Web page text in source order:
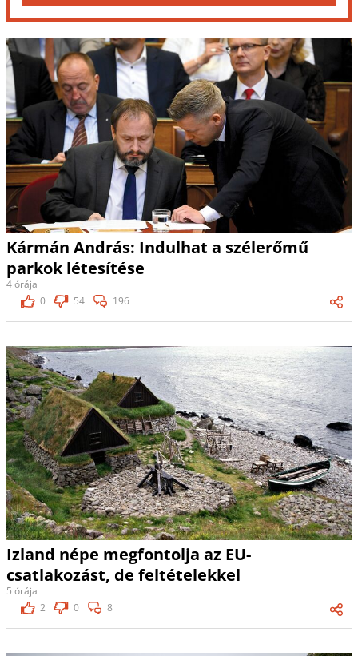
Kármán András: Indulhat a szélerőmű
parkok létesítése
4 órája
0
54 196
Izland népe megfontolja az EU-
csatlakozást, de feltételekkel
5 órája
2
0 8